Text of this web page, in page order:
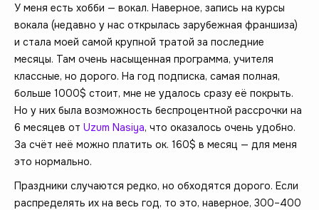
У меня есть хобби — вокал. Наверное, запись на курсы
вокала (недавно у нас открылась зарубежная франшиза)
и стала моей самой крупной тратой за последние
месяцы. Там очень насыщенная программа, учителя
классные, но дорого. На год подписка, самая полная,
больше 1000$ стоит, мне не удалось сразу её покрыть.
Но у них была возможность беспроцентной рассрочки на
6 месяцев от Uzum Nasiya, что оказалось очень удобно.
За счёт неё можно платить ок. 160$ в месяц — для меня
это нормально.
Праздники случаются редко, но обходятся дорого. Если
распределять их на весь год, то это, наверное, 300–400